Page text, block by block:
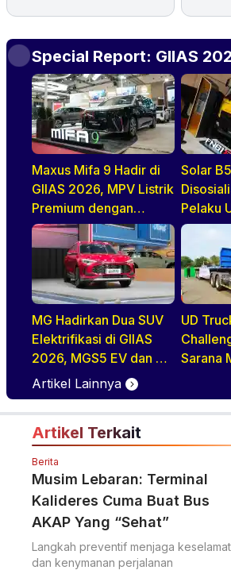
Special Report: GIIAS
Maxus Mifa 9 Hadir di
GIIAS 2026, MPV Listrik
Premium dengan
Definisi Baru Quiet
Luxury
Solar
Pelaku
MG Hadirkan Dua SUV
Elektrifikasi di GIIAS
2026, MGS5 EV dan ZS
Hybrid+
UD
Sarana
Artikel Lainnya
Artikel Terkait
Berita
Musim Lebaran: Terminal
Kalideres Cuma Buat Bus
AKAP Yang “Sehat”
Langkah preventif menjaga
dan kenymanan perjalanan